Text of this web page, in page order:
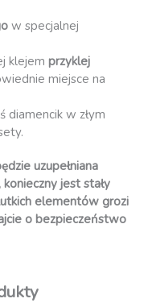
w specjalnej
klejemprzyklej
miejsce na
diamencik w złym
uzupełniana
jest stały
elementów grozi
o bezpieczeństwo